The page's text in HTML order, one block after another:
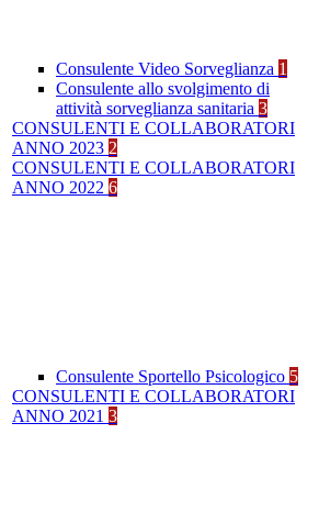
Consulente Video Sorveglianza 1
Consulente allo svolgimento di
attività sorveglianza sanitaria 3
CONSULENTI E COLLABORATORI
ANNO 2023 2
CONSULENTI E COLLABORATORI
ANNO 2022 6
Consulente Sportello Psicologico 5
CONSULENTI E COLLABORATORI
ANNO 2021 3